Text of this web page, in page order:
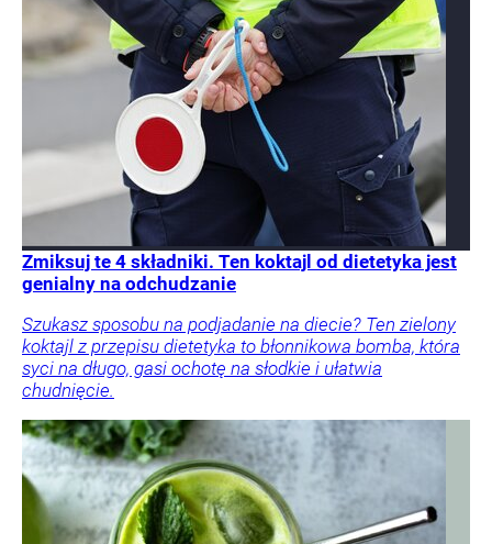
Zmiksuj te 4 składniki. Ten koktajl od dietetyka jest
genialny na odchudzanie
Szukasz sposobu na podjadanie na diecie? Ten zielony
koktajl z przepisu dietetyka to błonnikowa bomba, która
syci na długo, gasi ochotę na słodkie i ułatwia
chudnięcie.